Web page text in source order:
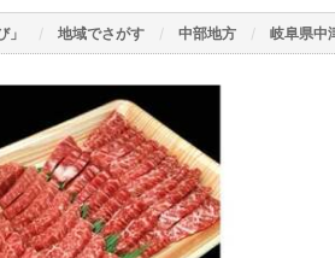
」 地域でさがす 中部地方 岐阜県中